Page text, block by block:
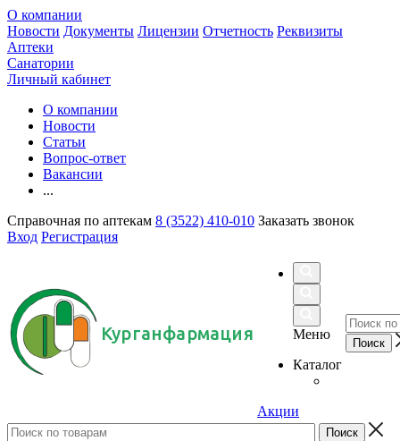
О компании
Новости Документы Лицензии Отчетность Реквизиты
Аптеки
Санатории
Личный кабинет
О компании
Новости
Статьи
Вопрос-ответ
Вакансии
...
Справочная по аптекам 8 (3522) 410-010 Заказать звонок
Вход Регистрация
Курганфармация
Меню
Каталог
Акции